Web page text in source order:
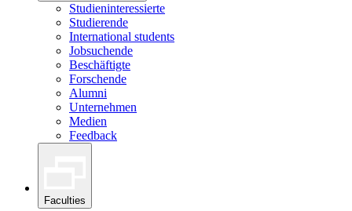
Studieninteressierte
Studierende
International students
Jobsuchende
Beschäftigte
Forschende
Alumni
Unternehmen
Medien
Feedback
Faculties